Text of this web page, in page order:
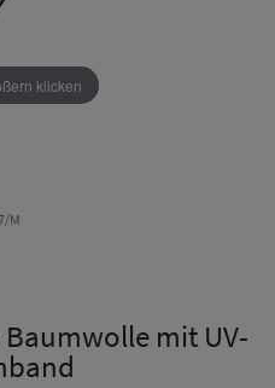
klicken
M
mit UV-